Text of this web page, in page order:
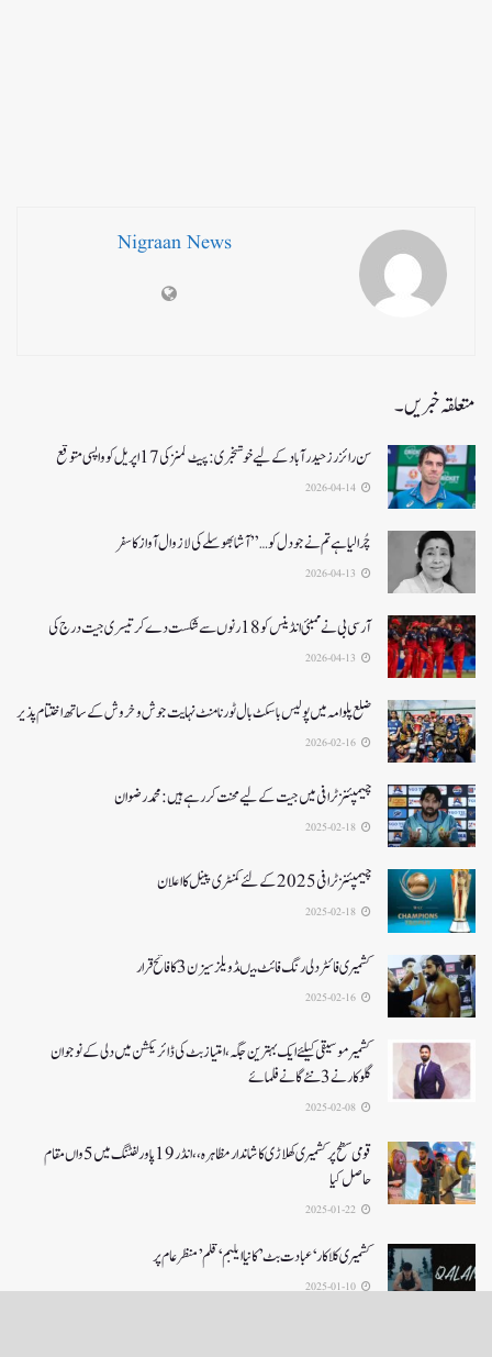
Nigraan News
متعلقہ خبریں۔
سن رائزرز حیدرآباد کے لیے خوشخبری: پیٹ کمنز کی 17 اپریل کو واپسی متوقع
چُرا لیا ہے تم نے جو دل کو…” آشا بھوسلے کی لازوال آواز کا سفر
آرسی بی نے ممبئی انڈینس کو 18 رنوں سے شکست دے کر تیسری جیت درج کی
ضلع پلوامہ میں پولیس باسکٹ بال ٹورنامنٹ نہایت جوش و خروش کے ساتھ اختتام پذیر
چیمپئنز ٹرافی میں جیت کے لیے محنت کر رہے ہیں :محمد رضوان
چیمپئنز ٹرافی 2025کے لئے کمنٹری پینل کا اعلان
کشمیری فائٹر دلی رنگ فائٹ میںڈویلز سیزن 3کا فاتح قرار
کشمیرموسیقی کیلئے ایک بہترین جگہ ،امتیاز بٹ کی ڈائریکشن میں دلی کے نوجوان
گلوکارنے3نئے گانے فلمائے
قومی سطح پر کشمیری کھلاڑی کا شاندار مظاہرہ،،انڈر19پاور لفٹنگ میں5واں مقام
حاصل کیا
کشمیری کلاکار ‘عبادت بٹ’ کانیا ایلبم ‘قلم’ منظر عام پر